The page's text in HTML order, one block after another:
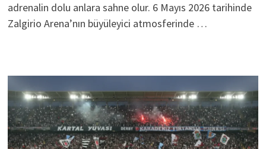
adrenalin dolu anlara sahne olur. 6 Mayıs 2026 tarihinde
Zalgirio Arena’nın büyüleyici atmosferinde …